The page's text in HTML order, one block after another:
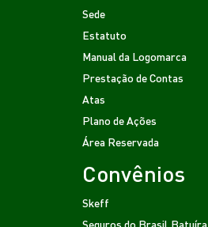
Sede
Estatuto
Manual da Logomarca
Prestação de Contas
Atas
Plano de Ações
Área Reservada
Convênios
Skeff
Seguros do Brasil Batuíra